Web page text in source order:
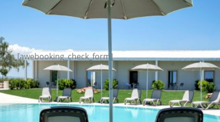
[awebooking_check_form]